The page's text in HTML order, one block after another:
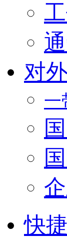
对
一
快